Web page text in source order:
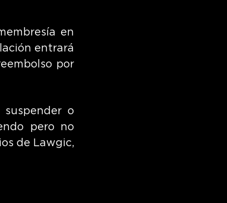
en
entrará
por
o
pero no
de Lawgic,